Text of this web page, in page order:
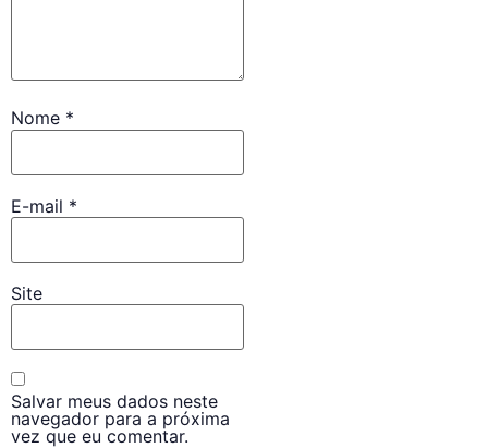
Nome *
E-mail *
Site
Salvar meus dados neste
navegador para a próxima
vez que eu comentar.